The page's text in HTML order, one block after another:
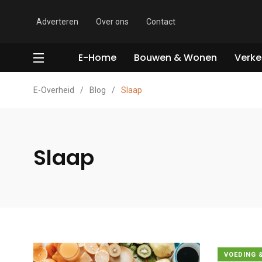
Adverteren Over ons Contact
E-Home Bouwen & Wonen
E-Overheid / Blog / Slaap
Slaap
VOEDING